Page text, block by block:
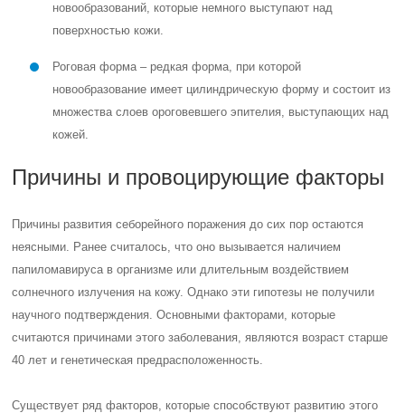
новообразований, которые немного выступают над
поверхностью кожи.
Роговая форма – редкая форма, при которой
новообразование имеет цилиндрическую форму и состоит из
множества слоев ороговевшего эпителия, выступающих над
кожей.
Причины и провоцирующие факторы
Причины развития себорейного поражения до сих пор остаются
неясными. Ранее считалось, что оно вызывается наличием
папиломавируса в организме или длительным воздействием
солнечного излучения на кожу. Однако эти гипотезы не получили
научного подтверждения. Основными факторами, которые
считаются причинами этого заболевания, являются возраст старше
40 лет и генетическая предрасположенность.
Существует ряд факторов, которые способствуют развитию этого